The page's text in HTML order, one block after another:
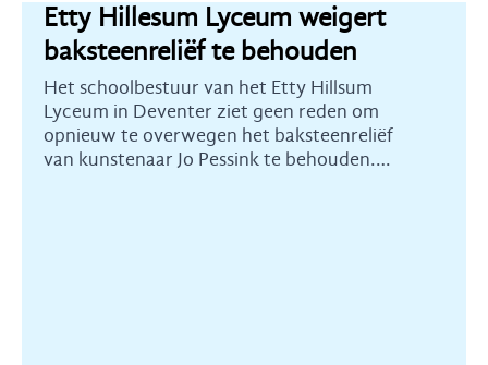
Etty Hillesum Lyceum weigert
baksteenreliëf te behouden
Het schoolbestuur van het Etty Hillsum
Lyceum in Deventer ziet geen reden om
opnieuw te overwegen het baksteenreliëf
van kunstenaar Jo Pessink te behouden.